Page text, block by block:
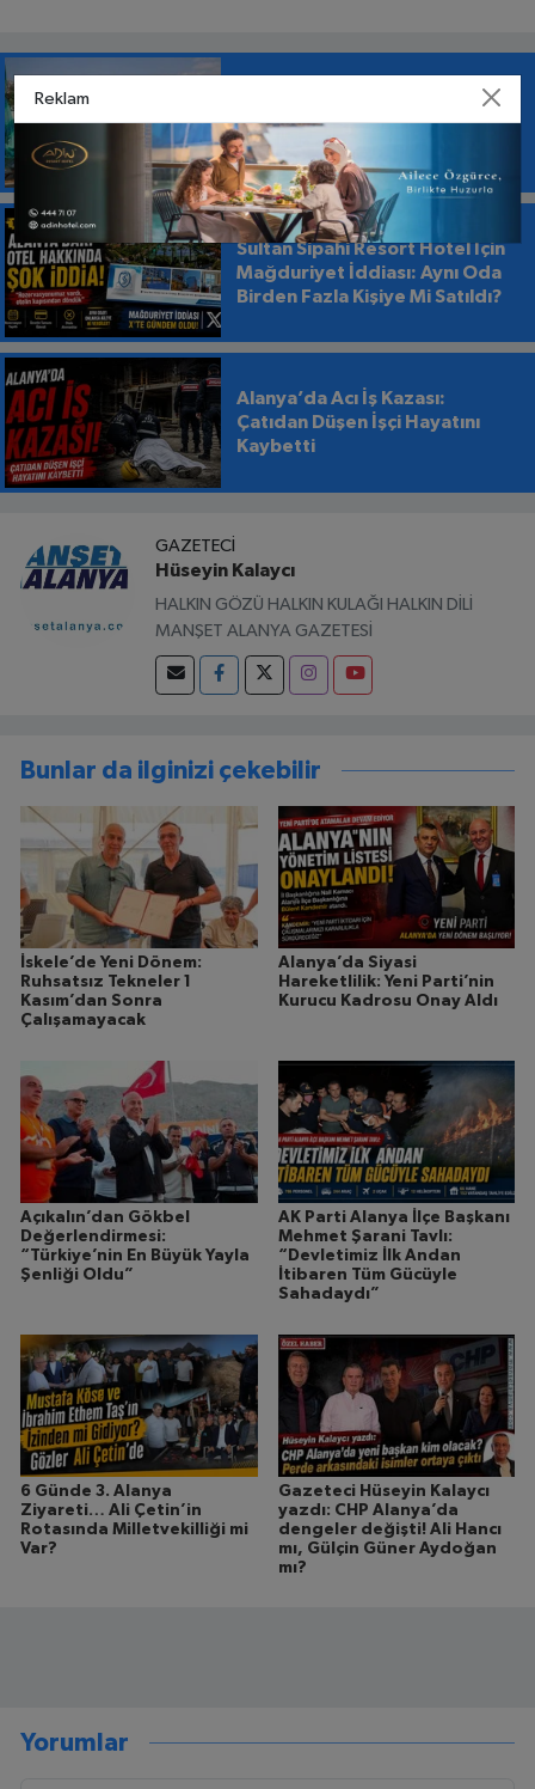
Başkan Özçelik: “Balık Yemeye
Korkuyorum”
Sultan Sipahi Resort Hotel İçin
Mağduriyet İddiası: Aynı Oda
Birden Fazla Kişiye Mi Satıldı?
Alanya’da Acı İş Kazası:
Çatıdan Düşen İşçi Hayatını
Kaybetti
GAZETECI
Hüseyin Kalaycı
HALKIN GÖZÜ HALKIN KULAĞI HALKIN DİLİ
MANŞET ALANYA GAZETESİ
Bunlar da ilginizi çekebilir
İskele’de Yeni Dönem:
Ruhsatsız Tekneler 1
Kasım’dan Sonra
Çalışamayacak
Alanya’da Siyasi
Hareketlilik: Yeni Parti’nin
Kurucu Kadrosu Onay Aldı
Açıkalın’dan Gökbel
Değerlendirmesi:
“Türkiye’nin En Büyük Yayla
Şenliği Oldu”
AK Parti Alanya İlçe Başkanı
Mehmet Şarani Tavlı:
“Devletimiz İlk Andan
İtibaren Tüm Gücüyle
Sahadaydı”
6 Günde 3. Alanya
Ziyareti… Ali Çetin’in
Rotasında Milletvekilliği mi
Var?
Gazeteci Hüseyin Kalaycı
yazdı: CHP Alanya’da
dengeler değişti! Ali Hancı
mı, Gülçin Güner Aydoğan
mı?
Yorumlar
Reklam